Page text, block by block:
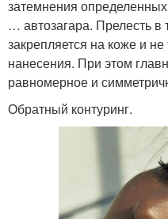
затемнения
… автозагара. Прелесть в
закрепляется на коже и
нанесения. При этом
равномерное и
Обратный контуринг.